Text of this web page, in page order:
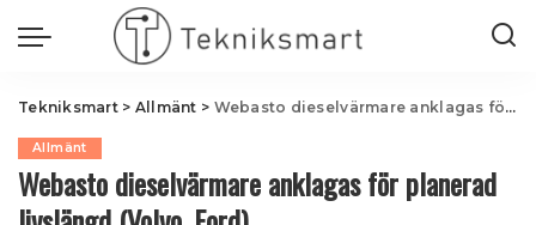
Tekniksmart> Allmänt > Webasto dieselvärmare anklagas för planerad livslängd (Volvo, Ford)
Allmänt
Webasto dieselvärmare anklagas för planerad